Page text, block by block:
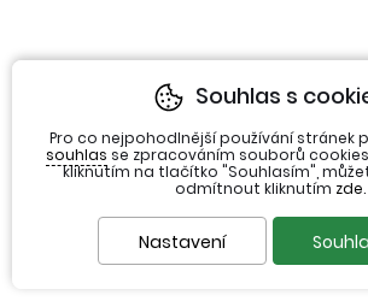
Souhlas s
Pro co nejpohodlnější používání stránek
souhlas se zpracováním souborů
kliknutím na tlačítko "Souhlasím",
odmítnout kliknutím zde.
Nastavení